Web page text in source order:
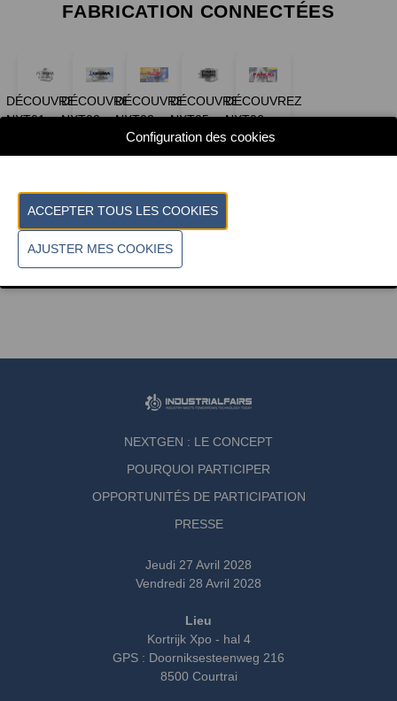
FABRICATION CONNECTÉES
DÉCOUVREZ
NXT01
DÉCOUVREZ
NXT02
DÉCOUVREZ
NXT03
DÉCOUVREZ
NXT05
DÉCOUVREZ
NXT06
DÉCOUVREZ-LES TOUS
NEXTGEN : LE CONCEPT
POURQUOI PARTICIPER
OPPORTUNITÉS DE PARTICIPATION
PRESSE
Jeudi 27 Avril 2028
Vendredi 28 Avril 2028
Lieu
Kortrijk Xpo - hal 4
GPS : Doorniksesteenweg 216
8500 Courtrai
Configuration des cookies